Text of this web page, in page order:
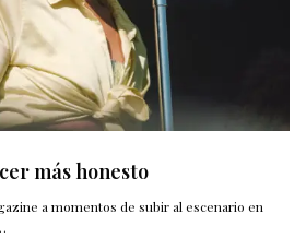
más honesto
a momentos de subir al escenario en